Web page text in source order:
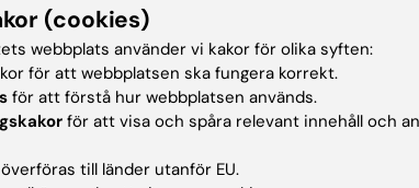
till anslaget,
berätta om det
som Mag-
(cookies)
webbplats använder vi kakor för olika syften:
för att webbplatsen ska fungera korrekt.
för att förstå hur webbplatsen används.
för att visa och spåra relevant innehåll och
till länder utanför EU.